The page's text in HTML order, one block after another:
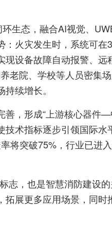
态，融合AI视觉、
火灾发生时，系统可
设备故障自动报警、
老院、学校等人员密集
续增长。
，形成“上游核心器
术指标逐步引领国际
突破75%，行业已进入
志，也是智慧消防建设
展更多应用场景，同